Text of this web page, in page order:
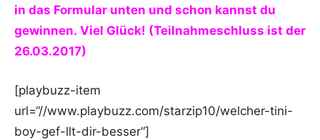
in das Formular unten und schon kannst du
gewinnen. Viel Glück! (Teilnahmeschluss ist der
26.03.2017)
[playbuzz-item
url=“//www.playbuzz.com/starzip10/welcher-tini-
boy-gef-llt-dir-besser“]